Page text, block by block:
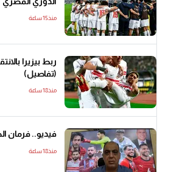
منذ15 ساعة
(تفاصيل)
منذ18 ساعة
فيديو.. فرمان
منذ18 ساعة